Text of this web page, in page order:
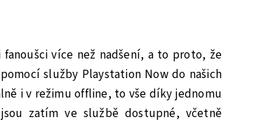
více než nadšení, a to proto, že
služby Playstation Now do našich
i v režimu offline, to vše díky jednomu
zatím ve službě dostupné, včetně